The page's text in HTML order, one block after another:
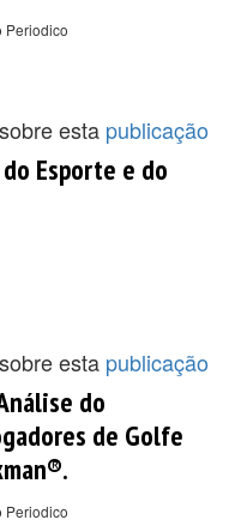
Periodico
esta publicação
Esporte e do
esta publicação
do
de Golfe
Periodico